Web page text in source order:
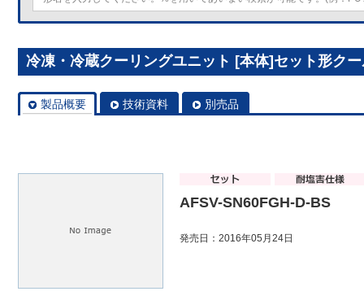
冷凍・冷蔵クーリングユニット [本体]セット形ク
製品概要 技術資料 別売品
AFSV-SN60FGH-D-BS
発売日：2016年05月24日